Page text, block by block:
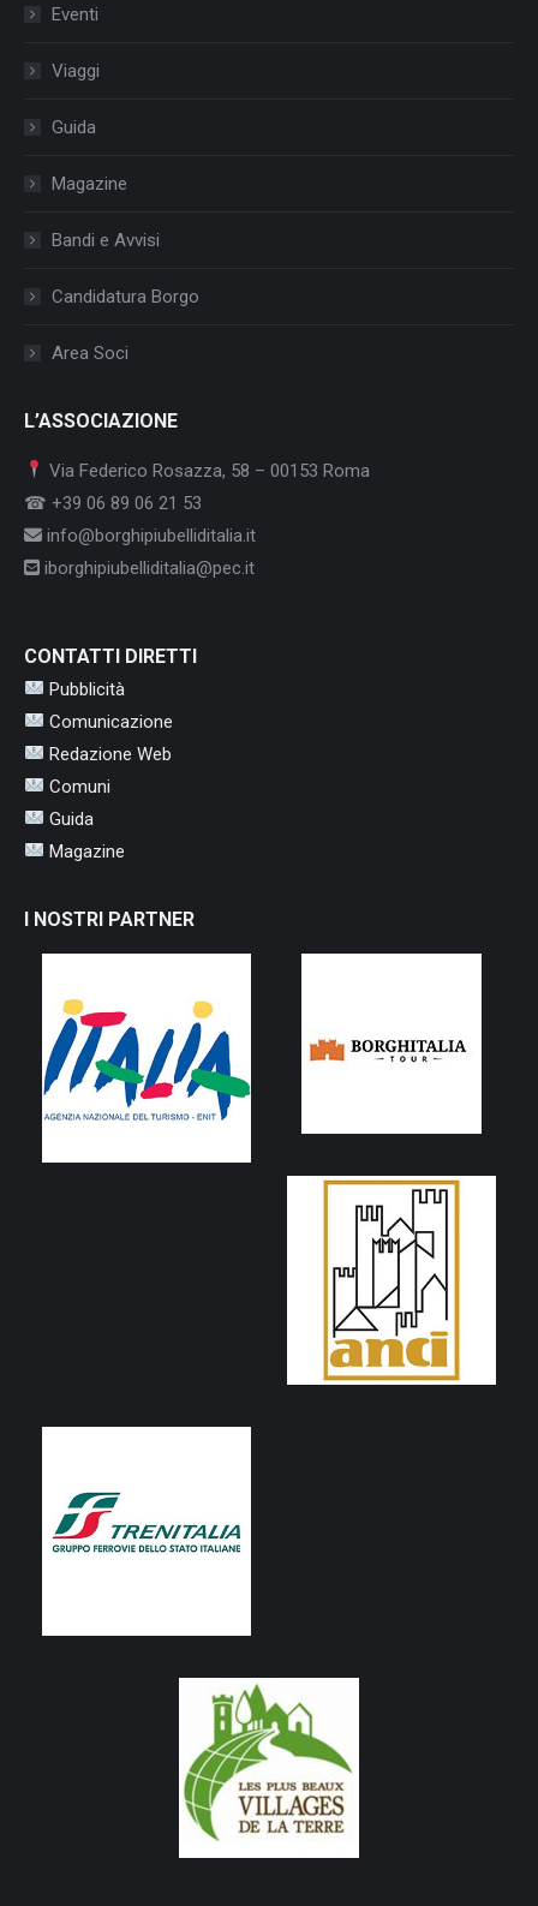
Eventi
Viaggi
Guida
Magazine
Bandi e Avvisi
Candidatura Borgo
Area Soci
L’ASSOCIAZIONE
Via Federico Rosazza, 58 – 00153 Roma
☎ +39 06 89 06 21 53
info@borghipiubelliditalia.it
iborghipiubelliditalia@pec.it
CONTATTI DIRETTI
Pubblicità
Comunicazione
Redazione Web
Comuni
Guida
Magazine
I NOSTRI PARTNER